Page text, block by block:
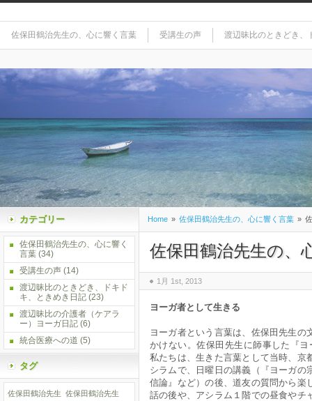
佐保田鶴治先生の、心に響く言葉 受講生の声 渡辺昧比のときどき、
Home » 佐保田鶴治先生の、心に響く言葉 »
佐保田鶴治先生の、
1月 1st, 2013
ヨーガ者として生きる
ヨーガ者という言葉は、佐保田先生の
かけない。佐保田先生に師事した『
私たちは、生きた言葉として当時、京
シラムで、日曜日の講義（『ヨーガの
信論』など）の後、道友の質問から楽
話の後や、アシラム１階での昼食やチ
カテゴリー
佐保田鶴治先生の、心に響く
言葉 (34)
受講生の声 (14)
渡辺昧比のときどき、ドキド
キ、ときめき日記 (23)
渡辺昧比の介護者（ケアラ
ー）ヨーガ日記 (6)
統合医療への道 (5)
タグ
佐保田鶴治先生 佐保田鶴治先生